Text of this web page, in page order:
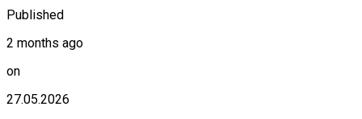
Published
2 months ago
on
27.05.2026